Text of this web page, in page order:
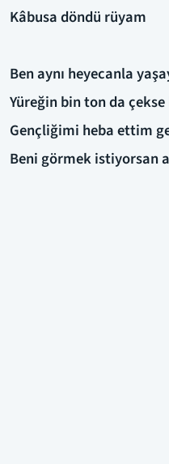
Kâbusa döndü rüyam
Ben aynı heyecanla
Yüreğin bin ton da
Gençliğimi heba ettim
Beni görmek istiyorsan